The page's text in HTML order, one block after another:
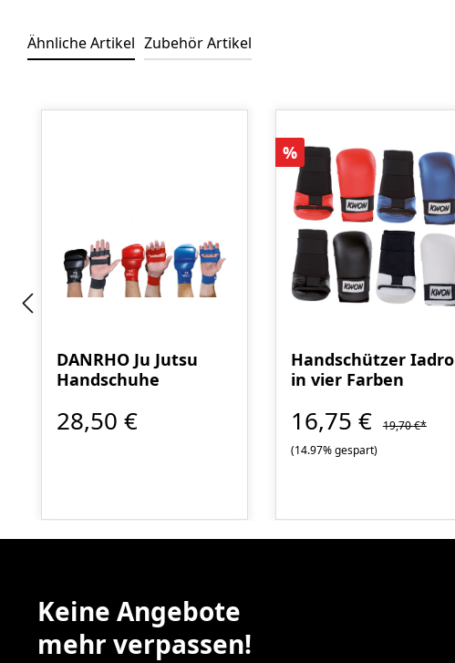
Ähnliche Artikel Zubehör Artikel
DANRHO Ju Jutsu
Handschuhe
28,50 €
Rabatt
%
Handschützer Iadro
in vier Farben
16,75 €
19,70 €*
(14.97% gespart)
Keine Angebote
mehr verpassen!